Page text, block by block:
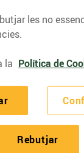
a la
les no
la Política de
Rebutjar